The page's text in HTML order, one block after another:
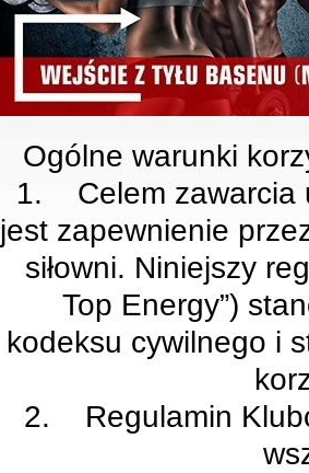
Ogólne warunki
1. Celem zawarcia
jest zapewnienie
siłowni. Niniejszy
Top Energy”)
kodeksu cywilnego i
2. Regulamin